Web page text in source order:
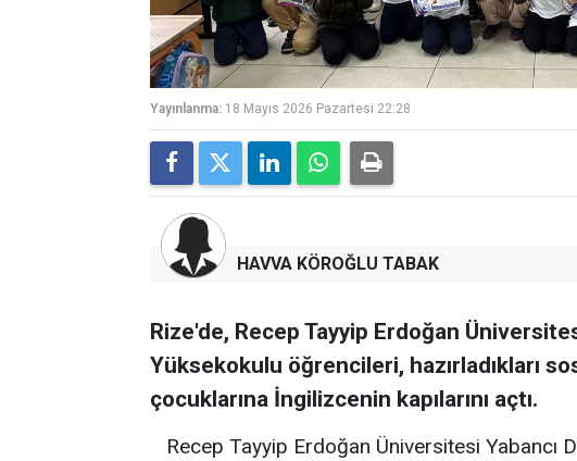
Yayınlanma: 18 Mayıs 2026 Pazartesi 22:28
HAVVA KÖROĞLU TABAK
Rize'de, Recep Tayyip Erdoğan
Yüksekokulu öğrencileri, hazırladıkları
çocuklarına İngilizcenin kapılarını açtı.
Recep Tayyip Erdoğan Üniversitesi Yabancı